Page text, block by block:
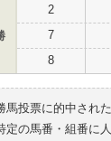
2
7
8
馬投票に的中され
定の馬番・組番に